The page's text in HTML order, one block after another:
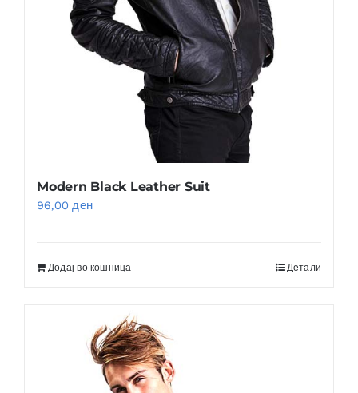
Modern Black Leather Suit
96,00 ден
Додај во кошница Детали